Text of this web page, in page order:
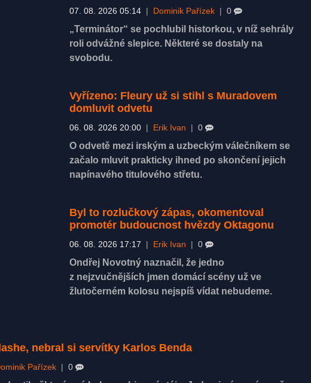
07. 08. 2026 05:14 Dominik Pařízek 0
„Terminátor“ se pochlubil historkou, v níž sehrály
roli odvážné slepice. Některé se dostaly na
svobodu.
Vyřízeno: Fleury už si stihl s Muradovem
domluvit odvetu
06. 08. 2026 20:00 Erik Ivan 0
O odvetě mezi irským a uzbeckým válečníkem se
začalo mluvit prakticky ihned po skončení jejich
napínavého titulového střetu.
Byl to rozlučkový zápas, okomentoval
promotér budoucnost hvězdy Oktagonu
06. 08. 2026 17:17 Erik Ivan 0
Ondřej Novotný naznačil, že jedno
z nejzvučnějších jmen domácí scény už ve
žlutočerném kolosu nejspíš vídat nebudeme.
nebral si servítky Karlos Benda
Pařízek 0